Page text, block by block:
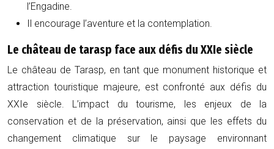
l’Engadine.
Il encourage l’aventure et la contemplation.
Le château de tarasp face aux défis du XXIe siècle
Le château de Tarasp, en tant que monument historique et
attraction touristique majeure, est confronté aux défis du
XXIe siècle. L’impact du tourisme, les enjeux de la
conservation et de la préservation, ainsi que les effets du
changement climatique sur le paysage environnant